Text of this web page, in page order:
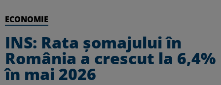
ECONOMIE
INS: Rata șomajului în
România a crescut la 6,4%
în mai 2026